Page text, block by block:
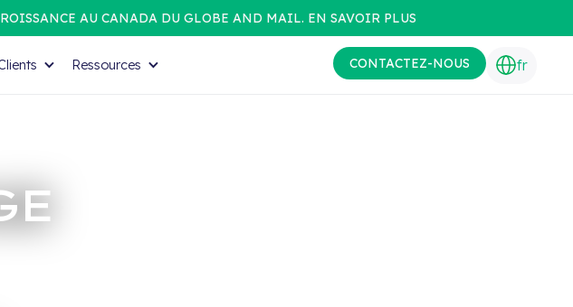
AU CANADA DU GLOBE AND MAIL. EN SAVOIR PLUS
Ressources CONTACTEZ-NOUS fr